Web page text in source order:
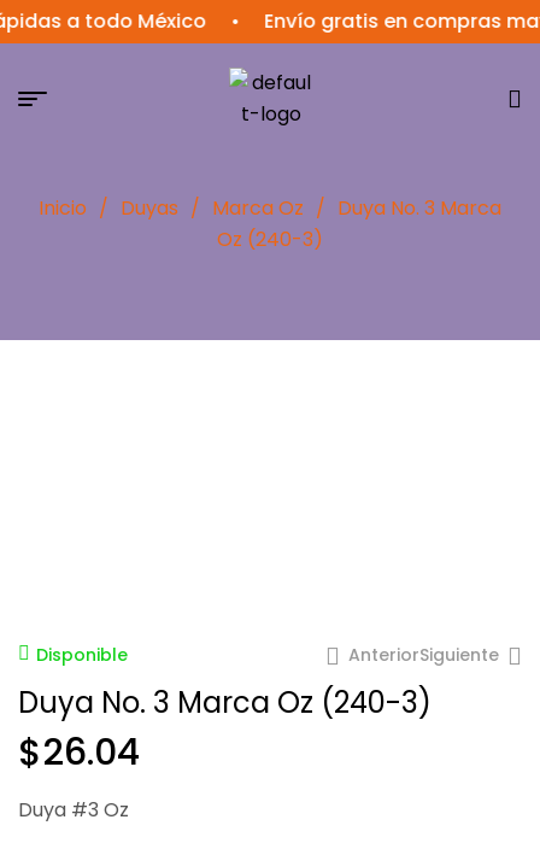
a todo México • Envío gratis en compras
Inicio / Duyas / Marca Oz / Duya No. 3 Marca
Oz (240-3)
Disponible AnteriorSiguiente
Duya No. 3 Marca Oz (240-3)
$26.04
Duya #3 Oz